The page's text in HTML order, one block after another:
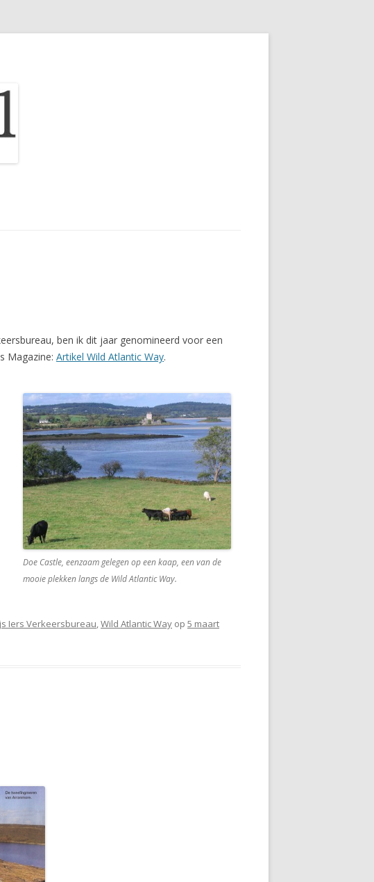
ben ik dit jaar genomineerd voor een
Magazine: Artikel Wild Atlantic Way.
Doe Castle, eenzaam gelegen op een kaap, een van de
mooie plekken langs de Wild Atlantic Way.
Iers Verkeersbureau,Wild Atlantic Way op 5 maart